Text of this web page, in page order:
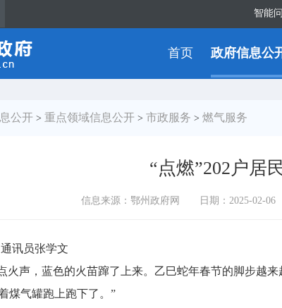
智能
首页 政府信息公
公开 > 重点领域信息公开 > 市政服务 > 燃气服务
“点燃”202户居
信息来源：鄂州政府网 日期：2025-02-06
讯员张学文
声，蓝色的火苗蹿了上来。乙巳蛇年春节的脚步越来
煤气罐跑上跑下了。”